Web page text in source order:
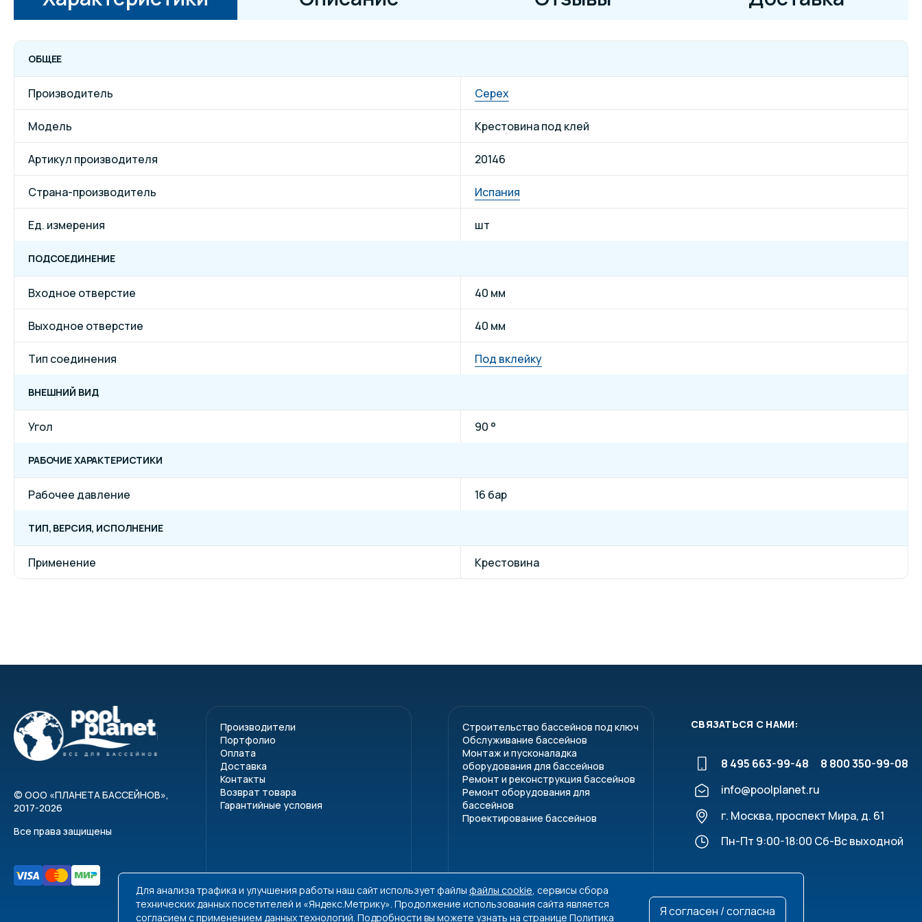
ОБЩЕЕ
Производитель Cepex
Модель Крестовина под клей
Артикул производителя 20146
Страна-производитель Испания
Ед. измерения шт
ПОДСОЕДИНЕНИЕ
Входное отверстие 40 мм
Выходное отверстие 40 мм
Тип соединения Под вклейку
ВНЕШНИЙ ВИД
Угол 90 °
РАБОЧИЕ ХАРАКТЕРИСТИКИ
Рабочее давление 16 бар
ТИП, ВЕРСИЯ, ИСПОЛНЕНИЕ
Применение Крестовина
© ООО «ПЛАНЕТА БАССЕЙНОВ»,
2017-2026
Все права защищены
Производители
Портфолио
Оплата
Доставка
Контакты
Возврат товара
Гарантийные условия
Строительство бассейнов под ключ
Обслуживание бассейнов
Монтаж и пусконаладка
оборудования для бассейнов
Ремонт и реконструкция бассейнов
Ремонт оборудования для
бассейнов
Проектирование бассейнов
СВЯЗАТЬСЯ С НАМИ:
8 495 663-99-48
8 800 350-99-08
info@poolplanet.ru
г. Москва, проспект Мира, д. 61
Пн-Пт 9:00-18:00 Сб-Вс выходной
Для анализа трафика и улучшения работы наш сайт использует файлы файлы cookie, сервисы сбора
технических данных посетителей и «Яндекс.Метрику». Продолжение использования сайта является
согласием с применением данных технологий. Подробности вы можете узнать на странице Политика Я согласен / согласна